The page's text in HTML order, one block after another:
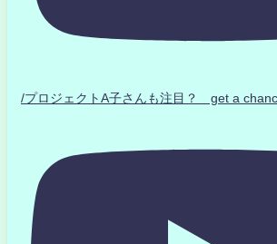
/プロジェクトA子さんも注目？ get a